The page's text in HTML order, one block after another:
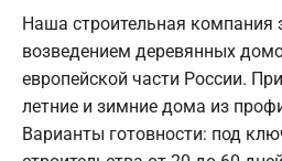
Наша строительная компания
возведением деревянных
европейской части России.
летние и зимние дома из
Варианты готовности: под